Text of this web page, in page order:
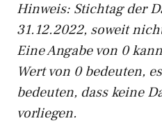
Hinweis: Stichtag der
31.12.2022, soweit
Eine Angabe von 0
Wert von 0 bedeuten,
bedeuten, dass keine
vorliegen.